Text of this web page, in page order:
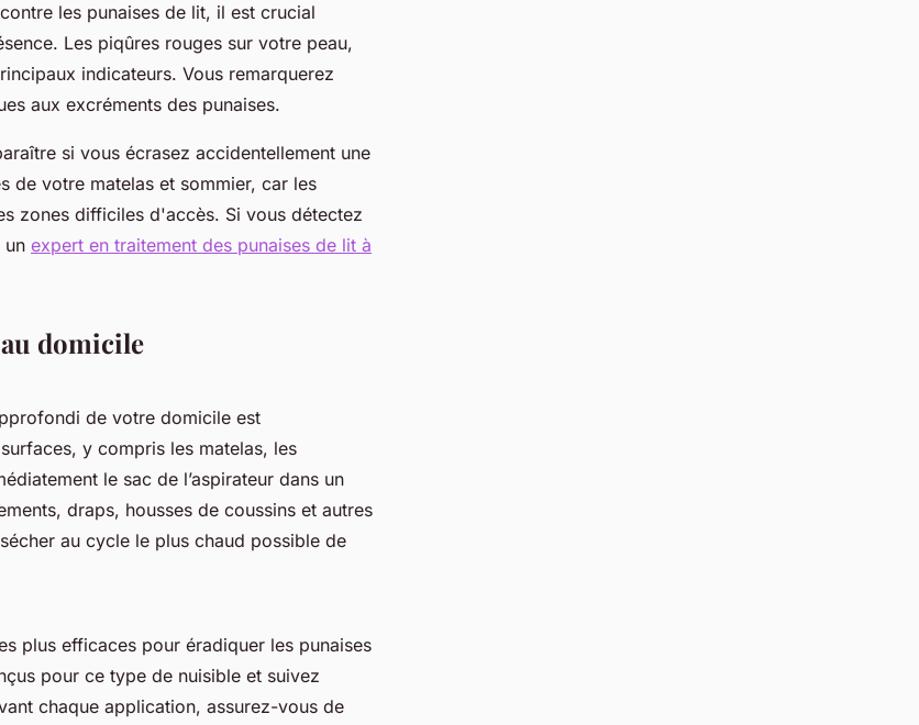
les punaises de lit, il est crucial
Les piqûres rouges sur votre peau,
indicateurs. Vous remarquerez
aux excréments des punaises.
si vous écrasez accidentellement une
de votre matelas et sommier, car les
zones difficiles d'accès. Si vous détectez
un expert en traitement des punaises de lit à
domicile
de votre domicile est
y compris les matelas, les
le sac de l’aspirateur dans un
draps, housses de coussins et autres
au cycle le plus chaud possible de
plus efficaces pour éradiquer les punaises
pour ce type de nuisible et suivez
chaque application, assurez-vous de